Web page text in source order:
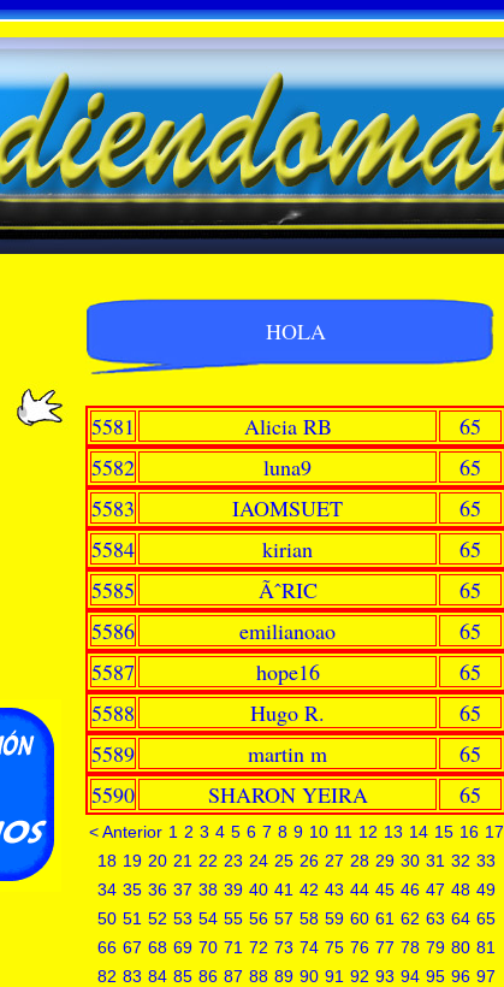
HOLA
5581 Alicia RB
65
5582
luna9
65
5583
IAOMSUET
65
5584
kirian
65
5585
ÃˆRIC
65
5586
emilianoao
65
5587
hope16
65
5588
Hugo R.
65
5589
martin m
65
5590
SHARON YEIRA 65
< Anterior 1 2 3 4 5 6 7 8 9 10 11 12 13 14 15 16 17
18 19 20 21 22 23 24 25 26 27 28 29 30 31 32 33
34 35 36 37 38 39 40 41 42 43 44 45 46 47 48 49
50 51 52 53 54 55 56 57 58 59 60 61 62 63 64 65
66 67 68 69 70 71 72 73 74 75 76 77 78 79 80 81
82 83 84 85 86 87 88 89 90 91 92 93 94 95 96 97